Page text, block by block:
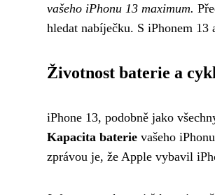
vašeho iPhonu 13 maximum.
hledat nabíječku. S iPhonem
Životnost baterie a
iPhone 13, podobně jako
Kapacita baterie vašeho
zprávou je, že Apple vybavil